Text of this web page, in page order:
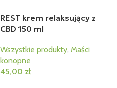
REST krem relaksujący z
CBD 150 ml
Wszystkie produkty, Maści
konopne
45,00 zł